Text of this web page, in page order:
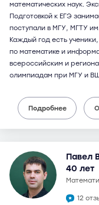
математических наук.
Подготовкой к ЕГЭ
поступали в МГУ, МГТУ
Каждый год есть
по математике и
всероссийским и
олимпиадам при МГУ и
Подробнее
Павел
40 лет
12